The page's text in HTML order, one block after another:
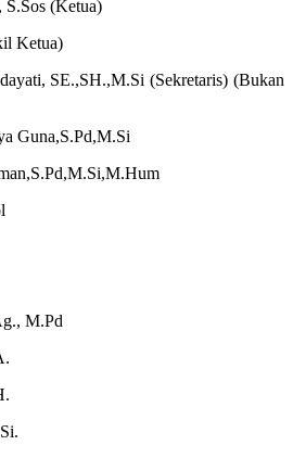
(Ketua)
Ketua)
SE.,SH.,M.Si (Sekretaris) (Bukan
Guna,S.Pd,M.Si
M.Pd